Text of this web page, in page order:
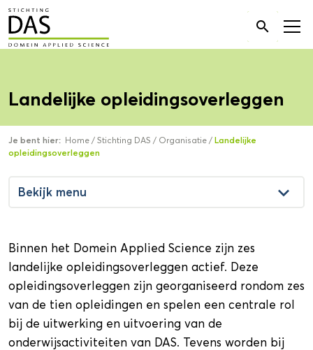
Zoek
naar:

Landelijke opleidingsoverleggen
Je bent hier: Home / Stichting DAS / Organisatie / Landelijke
opleidingsoverleggen
Binnen het Domein Applied Science zijn zes
landelijke opleidingsoverleggen actief. Deze
opleidingsoverleggen zijn georganiseerd rondom zes
van de tien opleidingen en spelen een centrale rol
bij de uitwerking en uitvoering van de
onderwijsactiviteiten van DAS. Tevens worden bij
Bekijk menu keyboard_arrow_down